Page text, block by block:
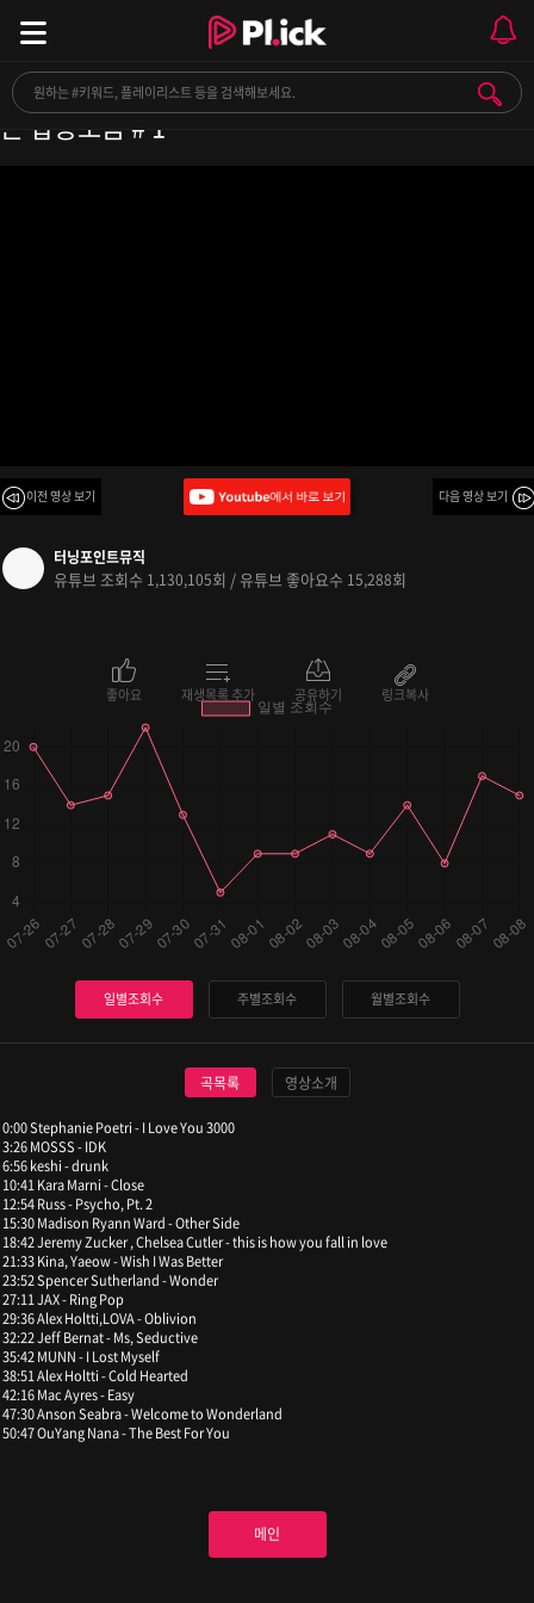
[𝙋𝙇𝘼𝙔𝙇𝙄𝙎𝙏] 카페,매장 에서 틀으면 매출대박나
는 팝송모음 # 1
이전 영상 보기 다음 영상 보기
터닝포인트뮤직
유튜브 조회수 1,130,105회 / 유튜브 좋아요수 15,288회
좋아요 재생목록 추가 공유하기 링크복사
일별조회수 주별조회수 월별조회수
곡목록 영상소개
0:00 Stephanie Poetri - I Love You 3000
3:26 MOSSS - IDK
6:56 keshi - drunk
10:41 Kara Marni - Close
12:54 Russ - Psycho, Pt. 2
15:30 Madison Ryann Ward - Other Side
18:42 Jeremy Zucker , Chelsea Cutler - this is how you fall in love
21:33 Kina, Yaeow - Wish I Was Better
23:52 Spencer Sutherland - Wonder
27:11 JAX - Ring Pop
29:36 Alex Holtti,LOVA - Oblivion
32:22 Jeff Bernat - Ms, Seductive
35:42 MUNN - I Lost Myself
38:51 Alex Holtti - Cold Hearted
42:16 Mac Ayres - Easy
47:30 Anson Seabra - Welcome to Wonderland
50:47 OuYang Nana - The Best For You
메인